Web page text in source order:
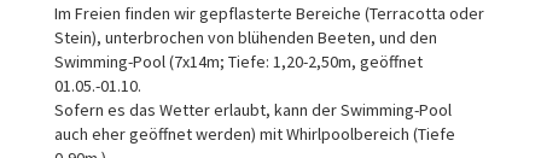
Im Freien finden wir gepflasterte Bereiche (Terracotta oder
Stein), unterbrochen von blühenden Beeten, und den
Swimming-Pool (7x14m; Tiefe: 1,20-2,50m, geöffnet
01.05.-01.10.
Sofern es das Wetter erlaubt, kann der Swimming-Pool
auch eher geöffnet werden) mit Whirlpoolbereich (Tiefe